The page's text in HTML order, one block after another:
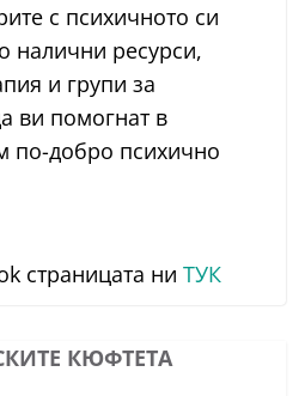
с психичното си
налични ресурси,
и групи за
ви помогнат в
по-добро психично
страницата ни ТУК
КЮФТЕТА